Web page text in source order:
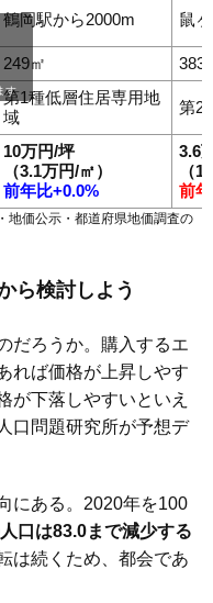
1,804万円 0.2%
255万円 -12.2%
367万円 -8.4%
288万円 -4.4%
489万円 -10.6%
400万円 -7.7%
153万円
472万円 -7.0%
203万円 -8.7%
117万円 -20.6%
133万円 -15.5%
175万円 -6.6%
鶴岡駅から2000m 鼠
249㎡ 383
第1種低層住居専用地
域
第2
10万円/坪
（3.1万円/㎡）
前年比+0.0%
3.6
（
前
す
地価公示・都道府県地価調査の
ら検討しよう
だろうか。購入するエ
れば価格が上昇しやす
が下落しやすいといえ
口問題研究所が予想デ
にある。2020年を100
口は83.0まで減少する
は続くため、都会であ